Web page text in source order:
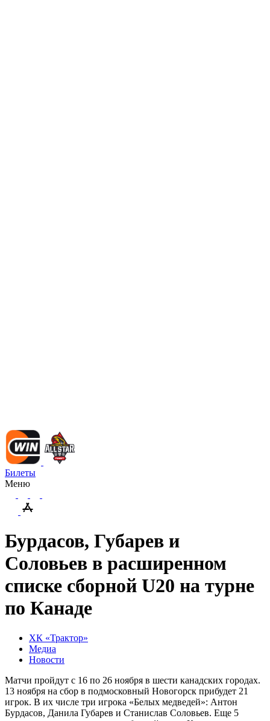
Билеты
Меню
Бурдасов, Губарев и
Соловьев в расширенном
списке сборной U20 на турне
по Канаде
ХК «Трактор»
Медиа
Новости
Матчи пройдут с 16 по 26 ноября в шести канадских городах.
13 ноября на сбор в подмосковный Новогорск прибудет 21
игрок. В их числе три игрока «Белых медведей»: Антон
Бурдасов, Данила Губарев и Станислав Соловьев. Еще 5